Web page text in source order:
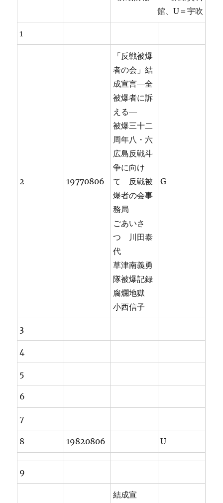
館、U＝宇吹
1
2 19770806
「反戦被爆
者の会」結
成宣言―全
被爆者に訴
える―
被爆三十二
周年八・六
広島反戦斗
争に向け
て 反戦被
爆者の会事
務局
ごあいさ
つ 川田泰
代
草津南義勇
隊被爆記録
腐爛地獄
小西信子
G
3
4
5
6
7
8 19820806 U
9
結成宣